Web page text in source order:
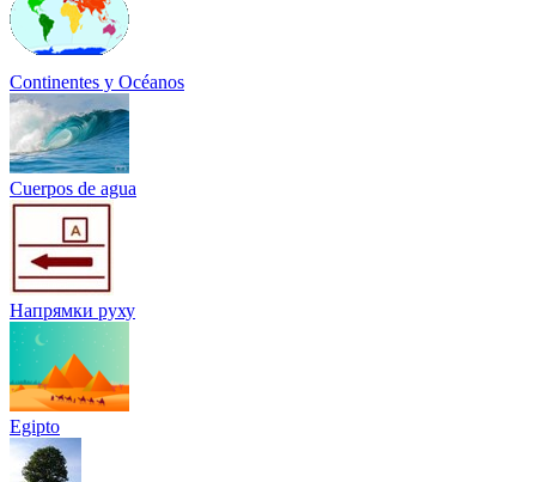
Continentes y Océanos
Cuerpos de agua
Напрямки руху
Egipto